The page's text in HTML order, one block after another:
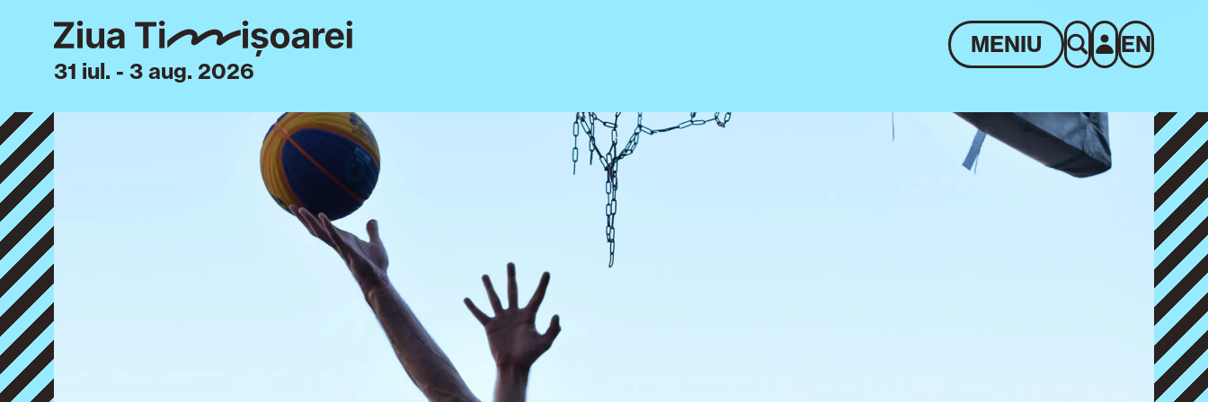
31 iul. - 3 aug. 2026
MENIU EN